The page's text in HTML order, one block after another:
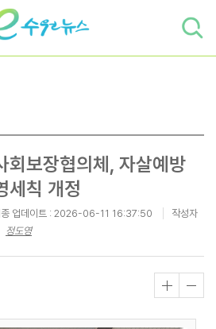
보장협의체, 자살예방
세칙 개정
업데이트 : 2026-06-11 16:37:50
작성자
정도영